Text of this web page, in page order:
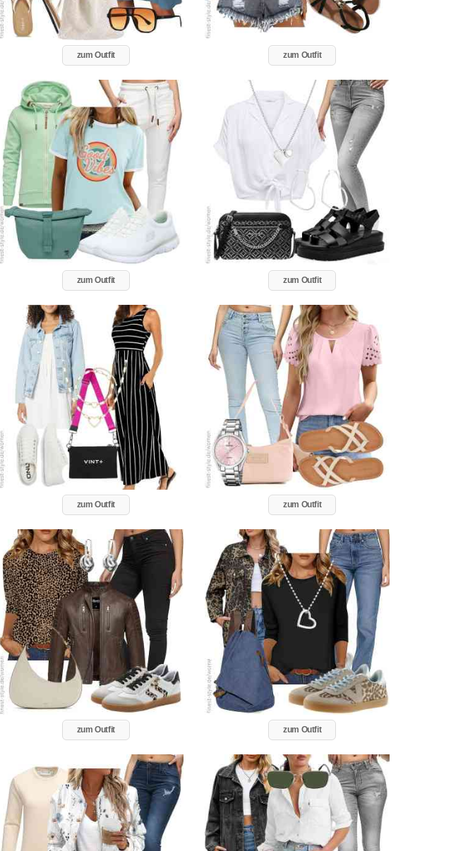
zum Outfit zum Outfit
zum Outfit zum Outfit
zum Outfit zum Outfit
zum Outfit zum Outfit